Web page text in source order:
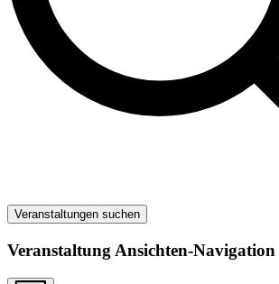
Veranstaltungen suchen
Veranstaltung Ansichten-Navigation